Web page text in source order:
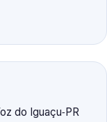
do Iguaçu‑PR